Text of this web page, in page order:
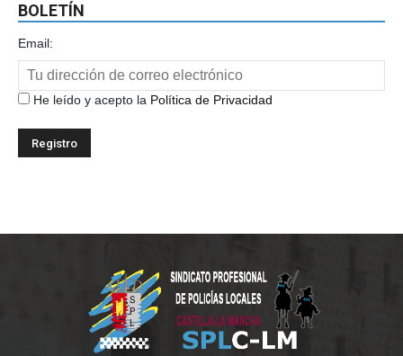
BOLETÍN
Email:
He leído y acepto la Política de Privacidad